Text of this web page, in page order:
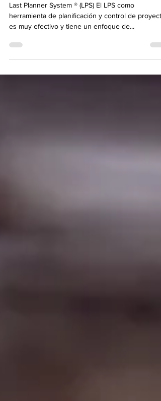
Last Planner System ® (LPS) El LPS como
herramienta de planificación y control de
es muy efectivo y tiene un enfoque de...